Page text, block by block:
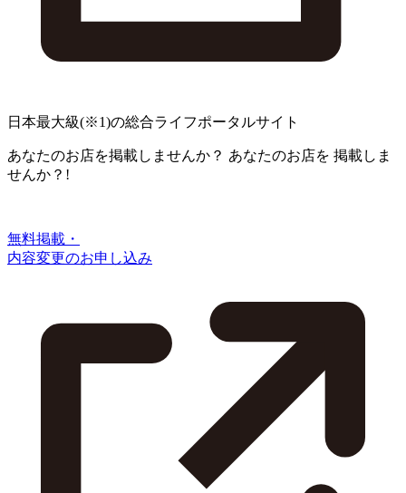
日本最大級(※1)の総合ライフポータルサイト
あなたのお店を掲載しませんか？ あなたのお店を 掲載しま
せんか？!
無料掲載・
内容変更のお申し込み